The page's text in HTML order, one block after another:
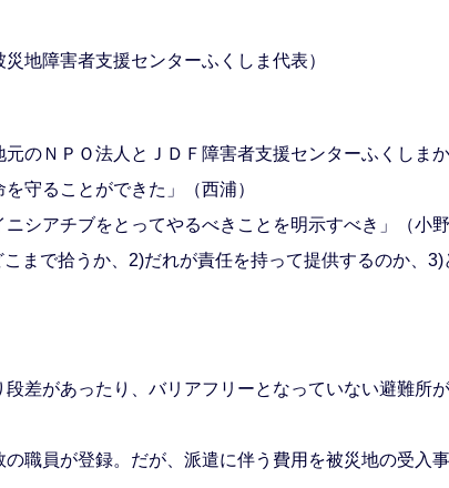
地障害者支援センターふくしま代表）
のＮＰＯ法人とＪＤＦ障害者支援センターふくしま
守ることができた」（西浦）
シアチブをとってやるべきことを明示すべき」（小野
まで拾うか、2)だれが責任を持って提供するのか、
差があったり、バリアフリーとなっていない避難所
職員が登録。だが、派遣に伴う費用を被災地の受入